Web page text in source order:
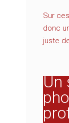
Sur
donc
juste
Un